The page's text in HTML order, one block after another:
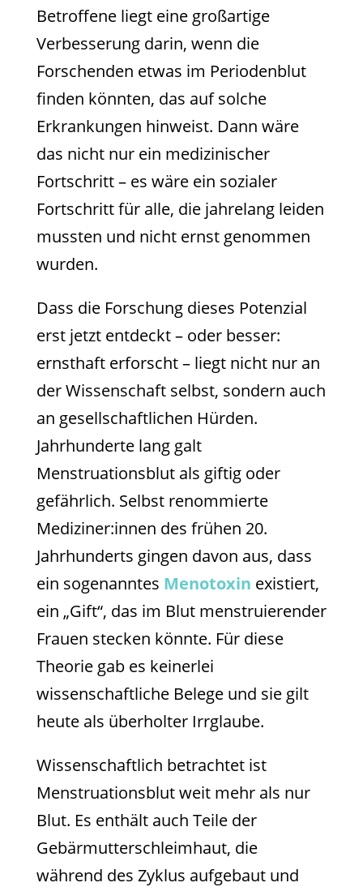
Betroffene liegt eine großartige
Verbesserung darin, wenn die
Forschenden etwas im Periodenblut
finden könnten, das auf solche
Erkrankungen hinweist. Dann wäre
das nicht nur ein medizinischer
Fortschritt – es wäre ein sozialer
Fortschritt für alle, die jahrelang leiden
mussten und nicht ernst genommen
wurden.
Dass die Forschung dieses Potenzial
erst jetzt entdeckt – oder besser:
ernsthaft erforscht – liegt nicht nur an
der Wissenschaft selbst, sondern auch
an gesellschaftlichen Hürden.
Jahrhunderte lang galt
Menstruationsblut als giftig oder
gefährlich. Selbst renommierte
Mediziner:innen des frühen 20.
Jahrhunderts gingen davon aus, dass
ein sogenanntes Menotoxin existiert,
ein „Gift“, das im Blut menstruierender
Frauen stecken könnte. Für diese
Theorie gab es keinerlei
wissenschaftliche Belege und sie gilt
heute als überholter Irrglaube.
Wissenschaftlich betrachtet ist
Menstruationsblut weit mehr als nur
Blut. Es enthält auch Teile der
Gebärmutterschleimhaut, die
während des Zyklus aufgebaut und